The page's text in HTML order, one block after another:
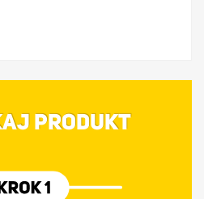
PRODUKT